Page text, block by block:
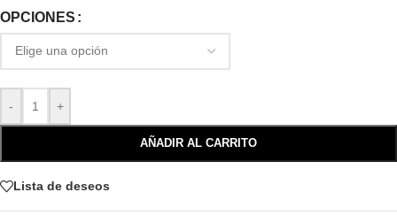
OPCIONES
- +
AÑADIR AL CARRITO
Lista de deseos